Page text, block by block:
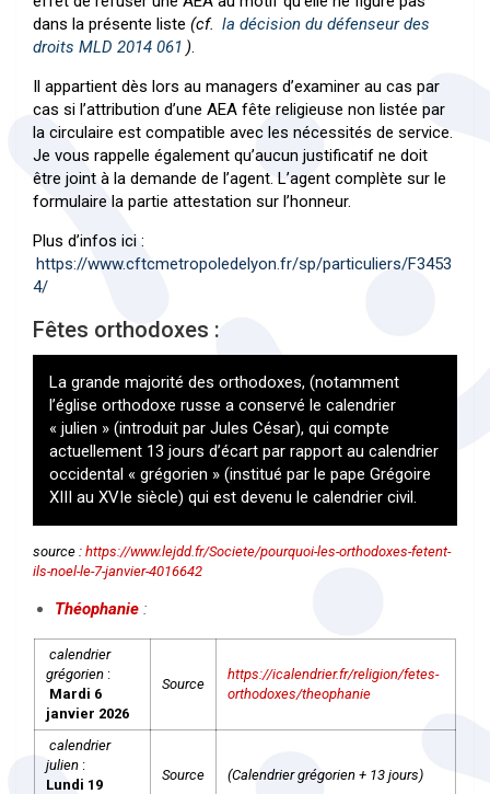
dans la présente liste (cf. la décision du défenseur des
droits MLD 2014 061 ).
Il appartient dès lors au managers d’examiner au cas par
cas si l’attribution d’une AEA fête religieuse non listée par
la circulaire est compatible avec les nécessités de service.
Je vous rappelle également qu’aucun justificatif ne doit
être joint à la demande de l’agent. L’agent complète sur le
formulaire la partie attestation sur l’honneur.
Plus d’infos ici :
https://www.cftcmetropoledelyon.fr/sp/particuliers/F3453
4/
Fêtes orthodoxes :
La grande majorité des orthodoxes, (notamment
l’église orthodoxe russe a conservé le calendrier
« julien » (introduit par Jules César), qui compte
actuellement 13 jours d’écart par rapport au calendrier
occidental « grégorien » (institué par le pape Grégoire
XIII au XVIe siècle) qui est devenu le calendrier civil.
source : https://www.lejdd.fr/Societe/pourquoi-les-orthodoxes-fetent-
ils-noel-le-7-janvier-4016642
Théophanie :
calendrier
grégorien :
Mardi 6
janvier 2026
Source
https://icalendrier.fr/religion/fetes-
orthodoxes/theophanie
calendrier
julien :
Lundi 19
Source (Calendrier grégorien + 13 jours)